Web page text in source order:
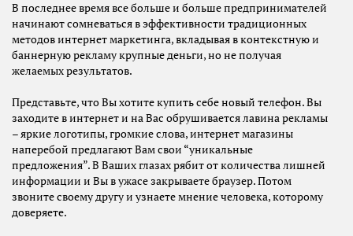
В последнее время все больше и больше предпринимателей
начинают сомневаться в эффективности традиционных
методов интернет маркетинга, вкладывая в контекстную и
баннерную рекламу крупные деньги, но не получая
желаемых результатов.
Представьте, что Вы хотите купить себе новый телефон. Вы
заходите в интернет и на Вас обрушивается лавина рекламы
– яркие логотипы, громкие слова, интернет магазины
наперебой предлагают Вам свои “уникальные
предложения”. В Ваших глазах рябит от количества лишней
информации и Вы в ужасе закрываете браузер. Потом
звоните своему другу и узнаете мнение человека, которому
доверяете.